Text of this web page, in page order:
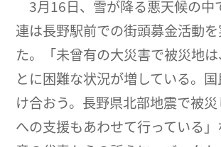
3月16日、雪が降る悪天候の中
連は長野駅前での街頭募金活動
た。「未曾有の大災害で被災地
とに困難な状況が増している。
け合おう。長野県北部地震で被
への支援もあわせて行っている